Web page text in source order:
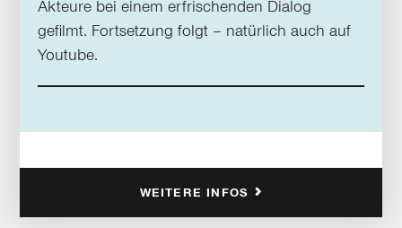
Akteure bei einem erfrischenden Dialog
gefilmt. Fortsetzung folgt – natürlich auch auf
Youtube.
WEITERE INFOS